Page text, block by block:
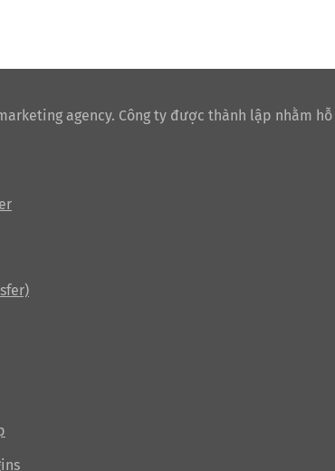
agency. Công ty được thành lập nhằm